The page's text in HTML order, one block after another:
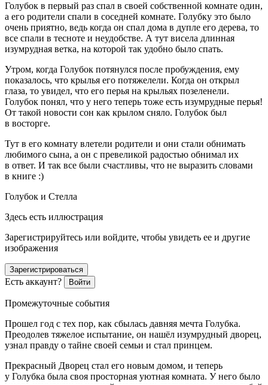
Голубок в первый раз спал в своей собственной комнате один,
а его родители спали в соседней комнате. Голубку это было
очень приятно, ведь когда он спал дома в дупле его дерева, то
все спали в тесноте и неудобстве. А тут висела длинная
изумрудная ветка, на которой так удобно было спать.
Утром, когда Голубок потянулся после пробуждения, ему
показалось, что крылья его потяжелели. Когда он открыл
глаза, то увидел, что его перья на крыльях позеленели.
Голубок понял, что у него теперь тоже есть изумрудные перья!
От такой новости сон как крылом сняло. Голубок был
в восторге.
Тут в его комнату влетели родители и они стали обнимать
любимого сына, а он с превеликой радостью обнимал их
в ответ. И так все были счастливы, что не выразить словами
в книге :)
Голубок и Стелла
Здесь есть иллюстрация
Зарегистрируйтесь или войдите, чтобы увидеть ее и другие
изображения
Зарегистрироваться
Есть аккаунт? Войти
Промежуточные события
Прошел год с тех пор, как сбылась давняя мечта Голубка.
Преодолев тяжелое испытание, он нашёл изумрудный дворец,
узнал правду о тайне своей семьи и стал принцем.
Прекрасный Дворец стал его новым домом, и теперь
у Голубка была своя просторная уютная комната. У него было